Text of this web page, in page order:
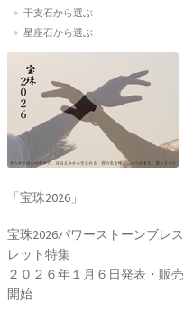
干支石から選ぶ
星座石から選ぶ
「宝珠2026」
宝珠2026パワーストーンブレス
レット特集
２０２６年１月６日発表・販売
開始